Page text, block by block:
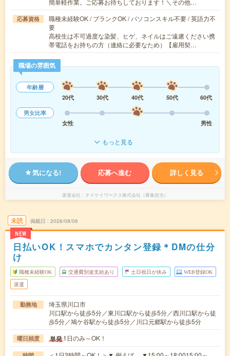
簡単軽作業。ご応募お待ちしております！＼その他…
応募資格
職種未経験OK / ブランクOK / パソコンスキル不要 / 英語力不
要
高校生は不可過度な染髪、ヒゲ、ネイルはご遠慮ください携
帯電話をお持ちの方（連絡に必要なため）【雇用契…
職場の雰囲気
年齢層
20代
30代 40代 50代
60代
男女比率
女性
男性
もっと見る
気になる! 応募へ進む 詳しく見る
派遣会社 テイケイワークス株式会社（募集担当）
未読
NEW
掲載日 2026/08/06
日払いOK！スマホでカンタン登録＊DMの仕分
け
職種未経験OK 交通費別途支給あり 土日祝日が休み WEB登録OK
派遣
勤務地
埼玉県川口市
川口駅から徒歩5分／東川口駅から徒歩5分／西川口駅から徒
歩5分／鳩ケ谷駅から徒歩5分／川口元郷駅から徒歩5分
曜日頻度 単発1日のみ～OK！